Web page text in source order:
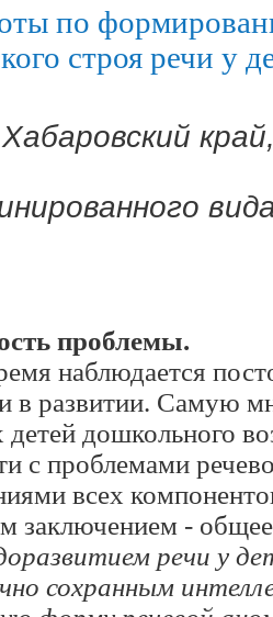
по
строя речи у
проблемы.
наблюдается
в развитии. Самую
дошкольного
с проблемами
всех
заключением -
речи у
сохранным